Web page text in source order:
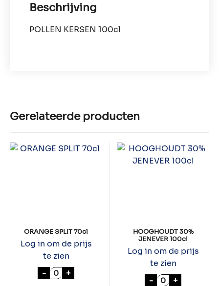
Beschrijving
POLLEN KERSEN 100cl
Gerelateerde producten
ORANGE SPLIT 70cl
Log in om de prijs
te zien
- ORANGE SPLIT 70cl aantal
+
HOOGHOUDT 30%
JENEVER 100cl
Log in om de prijs
te zien
- HOOGHOUDT
+